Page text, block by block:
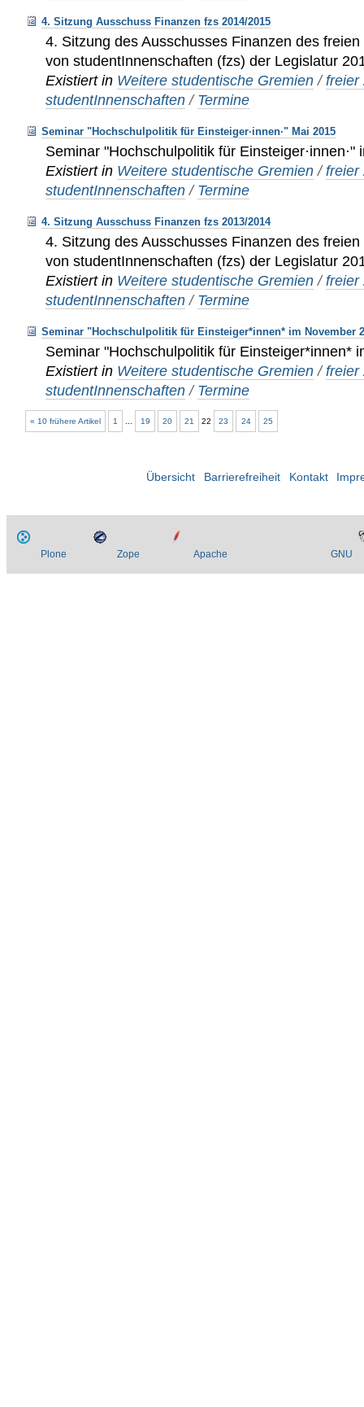
4. Sitzung Ausschuss Finanzen fzs 2014/2015
4. Sitzung des Ausschusses Finanzen des
von studentInnenschaften (fzs) der Legislatur
Existiert in Weitere studentische Gremien /freier
studentInnenschaften / Termine
Seminar "Hochschulpolitik für Einsteiger·innen·" Mai 2015
Seminar "Hochschulpolitik für Einsteiger·innen·"
Existiert in Weitere studentische Gremien /freier
studentInnenschaften / Termine
4. Sitzung Ausschuss Finanzen fzs 2013/2014
4. Sitzung des Ausschusses Finanzen des
von studentInnenschaften (fzs) der Legislatur
Existiert in Weitere studentische Gremien /freier
studentInnenschaften / Termine
Seminar "Hochschulpolitik für Einsteiger*innen* im November
Seminar "Hochschulpolitik für Einsteiger*innen*
Existiert in Weitere studentische Gremien /freier
studentInnenschaften / Termine
« 10 frühere Artikel 1 19 20 21 22 23 24 25
Übersicht Barrierefreiheit Kontakt
Plone Zope Apache GNU